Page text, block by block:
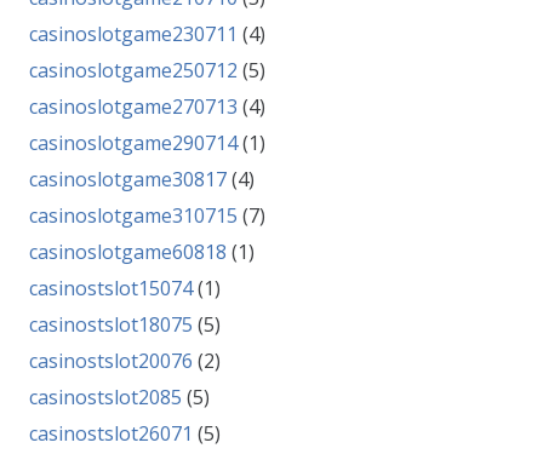
casinoslotgame230711 (4)
casinoslotgame250712 (5)
casinoslotgame270713 (4)
casinoslotgame290714(1)
casinoslotgame30817(4)
casinoslotgame310715 (7)
casinoslotgame60818 (1)
casinostslot15074(1)
casinostslot18075 (5)
casinostslot20076 (2)
casinostslot2085 (5)
casinostslot26071 (5)